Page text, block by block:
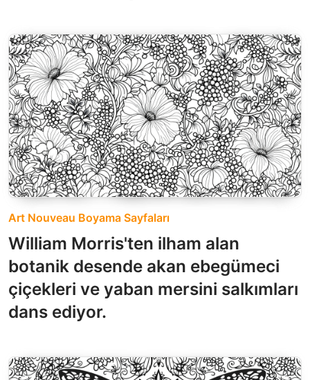
Art Nouveau Boyama Sayfaları
William Morris'ten ilham alan
botanik desende akan ebegümeci
çiçekleri ve yaban mersini salkımları
dans ediyor.